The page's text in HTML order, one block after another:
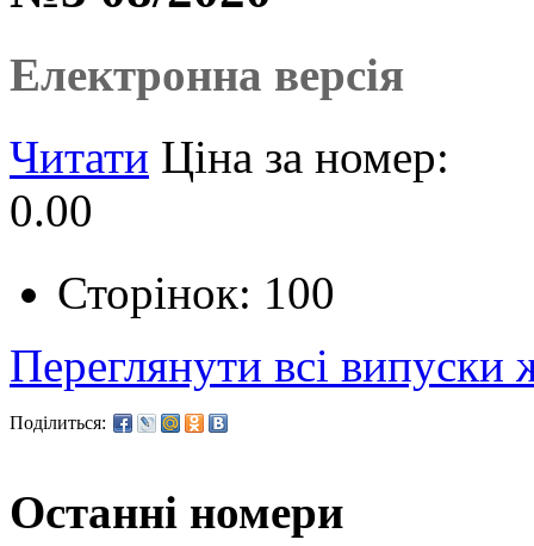
Електронна версія
Читати Ціна за номер:
0.00
Сторінок: 100
Переглянути всі випуски
Поділиться:
Останні номери